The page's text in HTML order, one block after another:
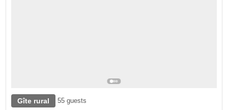
Gîte rural 55 guests